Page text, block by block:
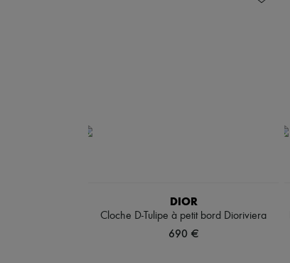
DIOR
Cloche D-Tulipe à petit bord Dioriviera
690 €